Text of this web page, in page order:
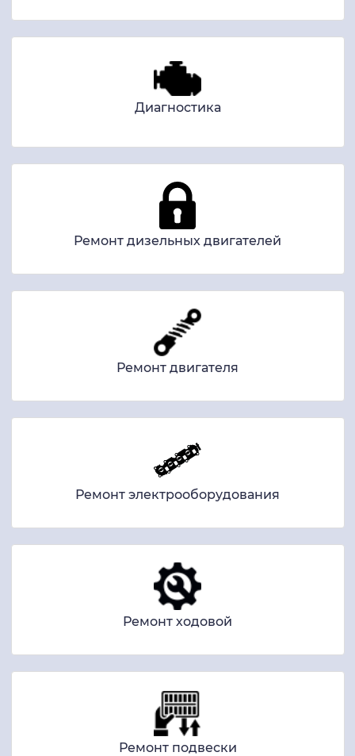
Диагностика
Ремонт дизельных двигателей
Ремонт двигателя
Ремонт электрооборудования
Ремонт ходовой
Ремонт подвески